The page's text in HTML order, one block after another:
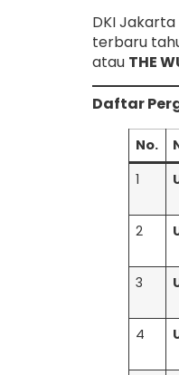
DKI
terbaru
atau THE
Daftar
No.
1
2
3
4